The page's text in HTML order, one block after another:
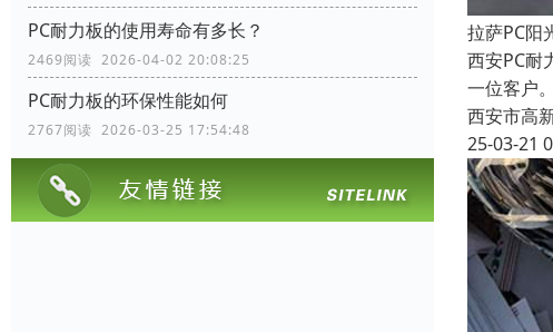
PC耐力板的使用寿命有多长？
2469阅读 2026-04-02 20:08:25
PC耐力板的环保性能如何
2767阅读 2026-03-25 17:54:48
拉萨PC阳
西安PC耐
一位客户
西安市高
25-03-21